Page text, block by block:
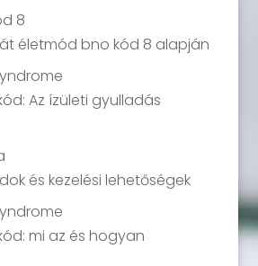
életmód bno kód 8 alapján
Az ízületi gyulladás
és kezelési lehetőségek
mi az és hogyan